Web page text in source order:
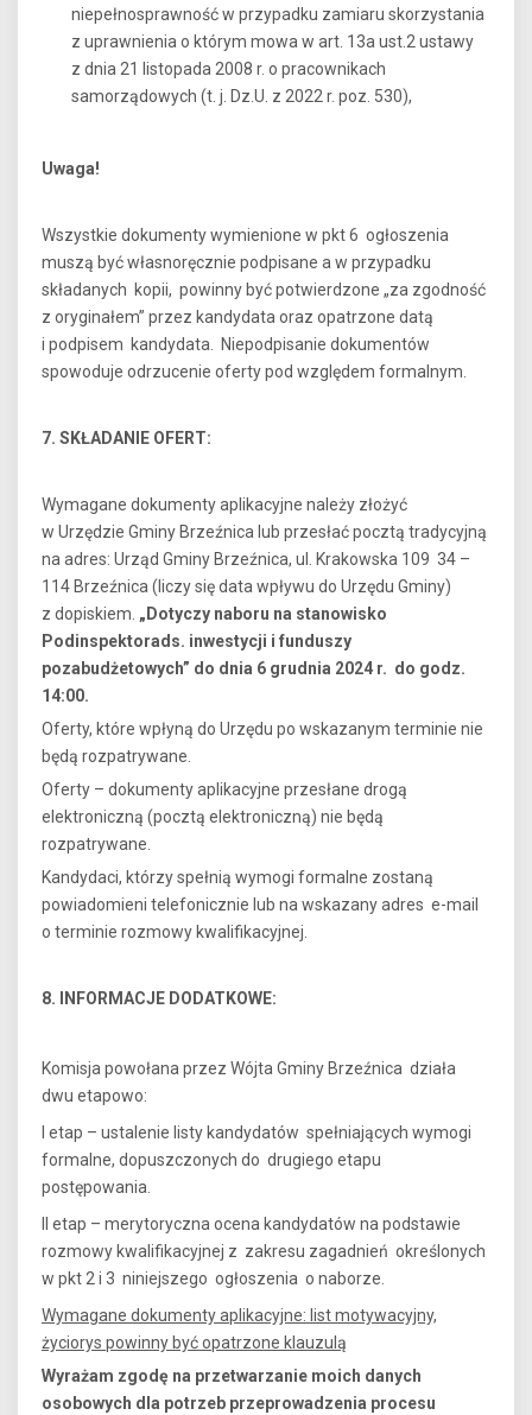
niepełnosprawność w przypadku zamiaru skorzystania
z uprawnienia o którym mowa w art. 13a ust.2 ustawy
z dnia 21 listopada 2008 r. o pracownikach
samorządowych (t. j. Dz.U. z 2022 r. poz. 530),
Uwaga!
Wszystkie dokumenty wymienione w pkt 6 ogłoszenia
muszą być własnoręcznie podpisane a w przypadku
składanych kopii, powinny być potwierdzone „za zgodność
z oryginałem” przez kandydata oraz opatrzone datą
i podpisem kandydata. Niepodpisanie dokumentów
spowoduje odrzucenie oferty pod względem formalnym.
7. SKŁADANIE OFERT:
Wymagane dokumenty aplikacyjne należy złożyć
w Urzędzie Gminy Brzeźnica lub przesłać pocztą tradycyjną
na adres: Urząd Gminy Brzeźnica, ul. Krakowska 109 34 –
114 Brzeźnica (liczy się data wpływu do Urzędu Gminy)
z dopiskiem. „Dotyczy naboru na stanowisko
Podinspektorads. inwestycji i funduszy
pozabudżetowych” do dnia 6 grudnia 2024 r. do godz.
14:00.
Oferty, które wpłyną do Urzędu po wskazanym terminie nie
będą rozpatrywane.
Oferty – dokumenty aplikacyjne przesłane drogą
elektroniczną (pocztą elektroniczną) nie będą
rozpatrywane.
Kandydaci, którzy spełnią wymogi formalne zostaną
powiadomieni telefonicznie lub na wskazany adres e-mail
o terminie rozmowy kwalifikacyjnej.
8. INFORMACJE DODATKOWE:
Komisja powołana przez Wójta Gminy Brzeźnica działa
dwu etapowo:
I etap – ustalenie listy kandydatów spełniających wymogi
formalne, dopuszczonych do drugiego etapu
postępowania.
II etap – merytoryczna ocena kandydatów na podstawie
rozmowy kwalifikacyjnej z zakresu zagadnień określonych
w pkt 2 i 3 niniejszego ogłoszenia o naborze.
Wymagane dokumenty aplikacyjne: list motywacyjny,
życiorys powinny być opatrzone klauzulą
Wyrażam zgodę na przetwarzanie moich danych
osobowych dla potrzeb przeprowadzenia procesu